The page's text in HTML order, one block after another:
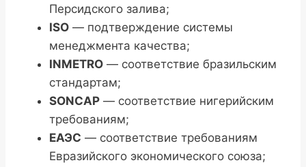
Персидского залива;
ISO — подтверждение системы
менеджмента качества;
INMETRO — соответствие бразильским
стандартам;
SONCAP — соответствие нигерийским
требованиям;
ЕАЭС — соответствие требованиям
Евразийского экономического союза;